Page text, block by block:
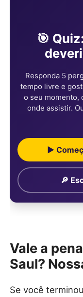
🎯
Responda 5
tempo livre e
o seu momento,
onde assistir.
▶
🔎
Vale a
Saul?
Se você terminou